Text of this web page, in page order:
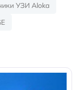
УЗИ Aloka